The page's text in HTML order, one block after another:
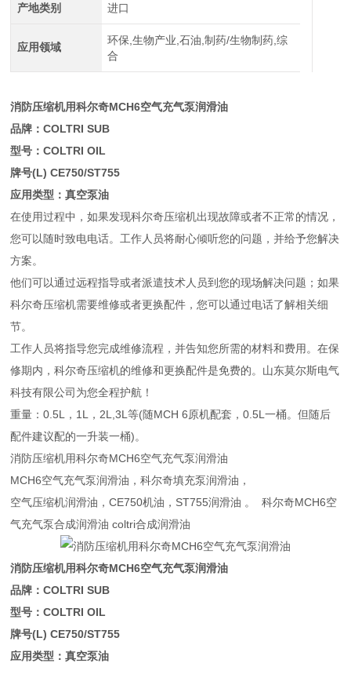
产地类别 进口
应用领域
环保,生物产业,石油,制药/生物制药,综
合
消防压缩机用科尔奇MCH6空气充气泵润滑油
品牌：COLTRI SUB
型号：COLTRI OIL
牌号(L) CE750/ST755
应用类型：真空泵油
在使用过程中，如果发现科尔奇压缩机出现故障或者不正常的情况，
您可以随时致电电话。工作人员将耐心倾听您的问题，并给予您解决
方案。
他们可以通过远程指导或者派遣技术人员到您的现场解决问题；如果
科尔奇压缩机需要维修或者更换配件，您可以通过电话了解相关细
节。
工作人员将指导您完成维修流程，并告知您所需的材料和费用。在保
修期内，科尔奇压缩机的维修和更换配件是免费的。山东莫尔斯电气
科技有限公司为您全程护航！
重量：0.5L，1L，2L,3L等(随MCH 6原机配套，0.5L一桶。但随后
配件建议配的一升装一桶)。
消防压缩机用科尔奇MCH6空气充气泵润滑油
MCH6空气充气泵润滑油，科尔奇填充泵润滑油，
空气压缩机润滑油，CE750机油，ST755润滑油 。 科尔奇MCH6空
气充气泵合成润滑油 coltri合成润滑油
消防压缩机用科尔奇MCH6空气充气泵润滑油
品牌：COLTRI SUB
型号：COLTRI OIL
牌号(L) CE750/ST755
应用类型：真空泵油